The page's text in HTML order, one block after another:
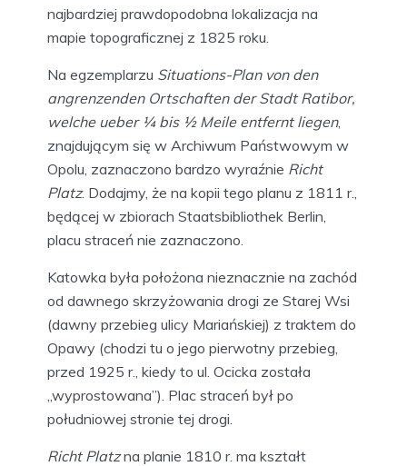
najbardziej prawdopodobna lokalizacja na
mapie topograficznej z 1825 roku.
Na egzemplarzu Situations-Plan von den
angrenzenden Ortschaften der Stadt Ratibor,
welche ueber ¼ bis ½ Meile entfernt liegen,
znajdującym się w Archiwum Państwowym w
Opolu, zaznaczono bardzo wyraźnie Richt
Platz. Dodajmy, że na kopii tego planu z 1811 r.,
będącej w zbiorach Staatsbibliothek Berlin,
placu straceń nie zaznaczono.
Katowka była położona nieznacznie na zachód
od dawnego skrzyżowania drogi ze Starej Wsi
(dawny przebieg ulicy Mariańskiej) z traktem do
Opawy (chodzi tu o jego pierwotny przebieg,
przed 1925 r., kiedy to ul. Ocicka została
„wyprostowana”). Plac straceń był po
południowej stronie tej drogi.
Richt Platzna planie 1810 r. ma kształt